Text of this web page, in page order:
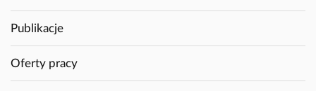
Publikacje
Oferty pracy